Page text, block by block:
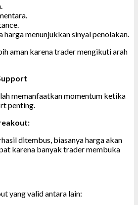
harga menunjukkan sinyal penolakan.
aman karena trader mengikuti arah
memanfaatkan momentum ketika
penting.
ditembus, biasanya harga akan
karena banyak trader membuka
yang valid antara lain: